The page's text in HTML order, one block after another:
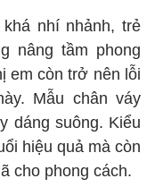
nhí nhảnh, trẻ
nâng tầm phong
em còn trở nên lỗi
Mẫu chân váy
dáng suông. Kiểu
hiệu quả mà còn
cho phong cách.